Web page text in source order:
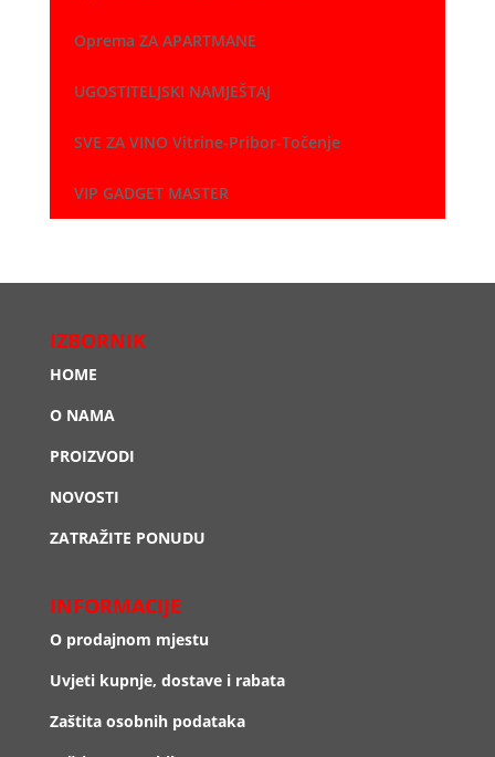
Oprema ZA APARTMANE
UGOSTITELJSKI NAMJEŠTAJ
SVE ZA VINO Vitrine-Pribor-Točenje
VIP GADGET MASTER
IZBORNIK
HOME
O NAMA
PROIZVODI
NOVOSTI
ZATRAŽITE PONUDU
INFORMACIJE
O prodajnom mjestu
Uvjeti kupnje, dostave i rabata
Zaštita osobnih podataka